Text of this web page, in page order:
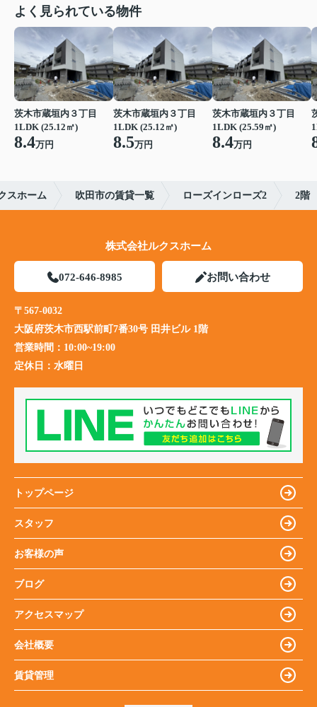
よく見られている物件
茨木市蔵垣内３丁目
1LDK (25.12㎡)
8.4万円
茨木市蔵垣内３丁目
1LDK (25.12㎡)
8.5万円
茨木市蔵垣内３丁目
1LDK (25.59㎡)
8.4万円
スホーム 吹田市の賃貸一覧 ローズインローズ2 2階
株式会社ルクスホーム
072-646-8985 お問い合わせ
〒567-0032
大阪府茨木市西駅前町7番30号 田井ビル 1階
営業時間： 10:00~19:00
定休日： 水曜日
トップページ
スタッフ
お客様の声
ブログ
アクセスマップ
会社概要
賃貸管理